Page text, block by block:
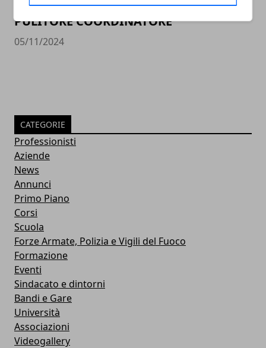
PULITORE COORDINATORE
05/11/2024
CATEGORIE
Professionisti
Aziende
News
Annunci
Primo Piano
Corsi
Scuola
Forze Armate, Polizia e Vigili del Fuoco
Formazione
Eventi
Sindacato e dintorni
Bandi e Gare
Università
Associazioni
Videogallery